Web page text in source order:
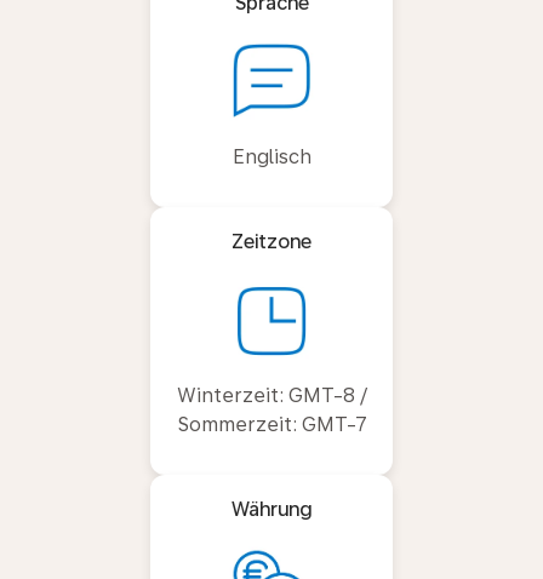
Englisch
Zeitzone
Winterzeit: GMT-8 /
Sommerzeit: GMT-7
Währung